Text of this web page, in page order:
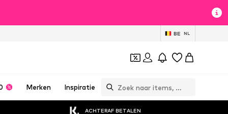
BE NL
Merken Inspiratie
ACHTERAF BETALEN